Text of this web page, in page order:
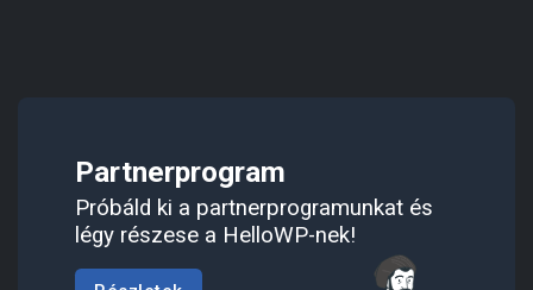
Partnerprogram
Próbáld ki a partnerprogramunkat és
légy részese a HelloWP-nek!